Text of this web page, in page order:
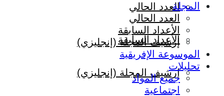
العدد الحالي
الأعداد السابقة
إرشيف المجلة (إنجليزي)
المجلة
العدد الحالي
الأعداد السابقة
إرشيف المجلة (إنجليزي)
الموسوعة الإفريقية
تحليلات
جميع المواد
اجتماعية